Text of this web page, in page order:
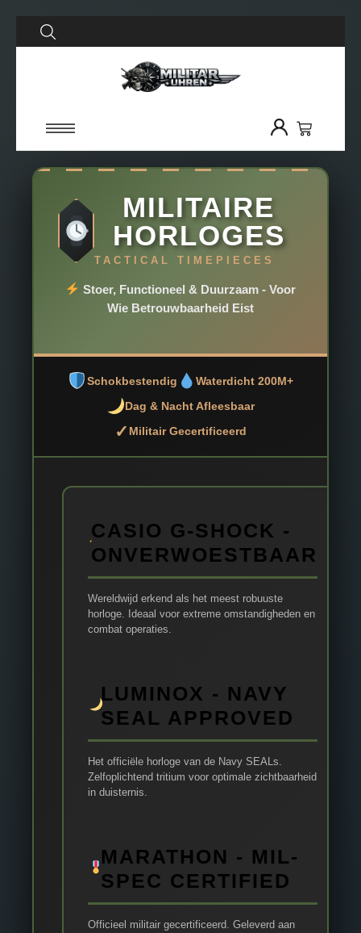
MILITAIRE
HORLOGES
TACTICAL TIMEPIECES
Stoer, Functioneel & Duurzaam - Voor
Wie Betrouwbaarheid Eist
Schokbestendig
Waterdicht 200M+
Dag & Nacht Afleesbaar
✓ Militair Gecertificeerd
CASIO G-SHOCK -
ONVERWOESTBAAR
Wereldwijd erkend als het meest robuuste
horloge. Ideaal voor extreme omstandigheden en
combat operaties.
LUMINOX - NAVY
SEAL APPROVED
Het officiële horloge van de Navy SEALs.
Zelfoplichtend tritium voor optimale zichtbaarheid
in duisternis.
MARATHON - MIL-
SPEC CERTIFIED
Officieel militair gecertificeerd. Geleverd aan